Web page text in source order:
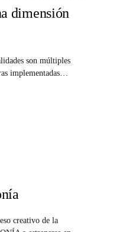
dimensión
son múltiples
implementadas…
creativo de la